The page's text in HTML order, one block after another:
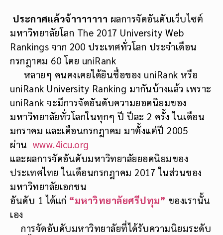
ประกาศแล้วจ้าาาาาาา ผลการจัดอันดับเว็บไซต์
มหาวิทยาลัยโลก The 2017 University Web
Rankings จาก 200 ประเทศทั่วโลก ประจำเดือน
กรกฎาคม 60 โดย uniRank
หลายๆ คนคงเคยได้ยินชื่อของ uniRank หรือ
uniRank University Ranking มากันบ้างแล้ว เพราะ
uniRank จะมีการจัดอันดับความยอดนิยมของ
มหาวิทยาลัยทั่วโลกในทุกๆ ปี ปีละ 2 ครั้ง ในเดือน
มกราคม และเดือนกรกฎาคม มาตั้งแต่ปี 2005
ผ่าน www.4icu.org
และผลการจัดอันดับมหาวิทยาลัยยอดนิยมของ
ประเทศไทย ในเดือนกรกฎาคม 2017 ในส่วนของ
มหาวิทยาลัยเอกชน
อันดับ 1 ได้แก่ “มหาวิทยาลัยศรีปทุม” ของเรานั้น
เอง
การจัดอับดับมหาวิทยาลัยที่ได้รับความนิยมระดับ